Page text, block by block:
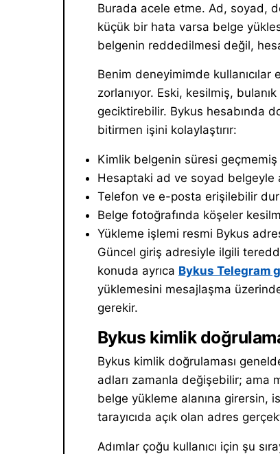
Burada acele etme. Ad, soyad,
küçük bir hata varsa belge
belgenin reddedilmesi değil,
Benim deneyimimde
zorlanıyor. Eski, kesilmiş,
geciktirebilir. Bykus hesabında
bitirmen işini kolaylaştırır:
Kimlik belgenin süresi geçmemiş
Hesaptaki ad ve soyad belgeyle
Telefon ve e-posta erişilebilir
Belge fotoğrafında köşeler
Yükleme işlemi resmi Bykus
Güncel giriş adresiyle ilgili
konuda ayrıca Bykus Telegram
yüklemesini mesajlaşma
gerekir.
Bykus kimlik
Bykus kimlik doğrulaması
adları zamanla değişebilir; ama
belge yükleme alanına girersin,
tarayıcıda açık olan adres
Adımlar çoğu kullanıcı için şu